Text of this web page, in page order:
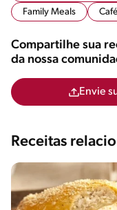
Family Meals
Compartilhe sua
da nossa
Envie
Receitas